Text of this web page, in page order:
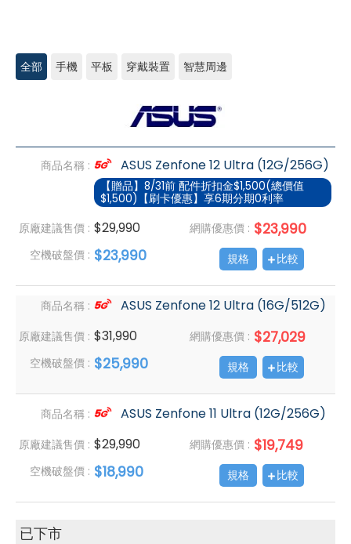
全部 手機 平板 穿戴裝置 智慧周邊
商品名稱 : ASUS Zenfone 12 Ultra (12G/256G)
【贈品】8/31前 配件折扣金$1,500(總價值
$1,500)【刷卡優惠】享6期分期0利率
原廠建議售價 : $29,990 網購優惠價 : $23,990
空機破盤價 : $23,990 規格 比較
商品名稱 : ASUS Zenfone 12 Ultra (16G/512G)
原廠建議售價 : $31,990 網購優惠價 : $27,029
空機破盤價 : $25,990 規格 比較
商品名稱 : ASUS Zenfone 11 Ultra (12G/256G)
原廠建議售價 : $29,990 網購優惠價 : $19,749
空機破盤價 : $18,990 規格 比較
已下市